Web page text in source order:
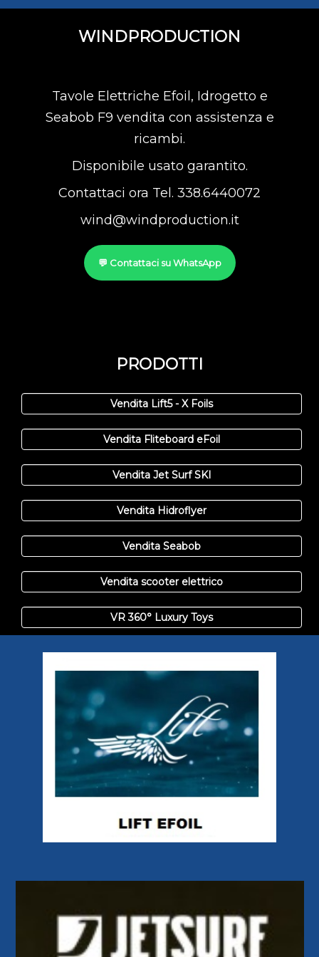
WINDPRODUCTION
Tavole Elettriche Efoil, Idrogetto e
Seabob F9 vendita con assistenza e
ricambi.
Disponibile usato garantito.
Contattaci ora Tel. 338.6440072
wind@windproduction.it
💬 Contattaci su WhatsApp
PRODOTTI
Vendita Lift5 - X Foils
Vendita Fliteboard eFoil
Vendita Jet Surf SKI
Vendita Hidroflyer
Vendita Seabob
Vendita scooter elettrico
VR 360° Luxury Toys